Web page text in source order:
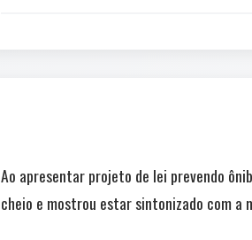
Ao apresentar projeto de lei prevendo
cheio e mostrou estar sintonizado com a